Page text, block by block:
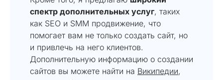
спектр дополнительных услуг, таких
как SEO и SMM продвижение, что
помогает вам не только создать сайт, но
и привлечь на него клиентов.
Дополнительную информацию о создании
сайтов вы можете найти на Википедии,